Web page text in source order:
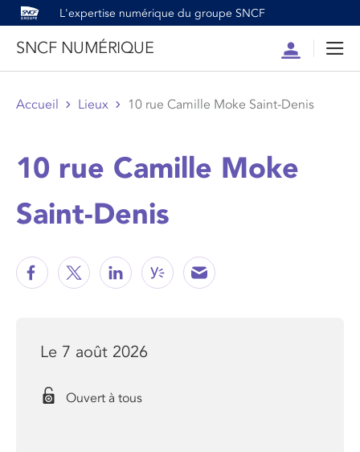
L'expertise numérique du groupe SNCF
SNCF NUMÉRIQUE
Compte
Accueil Lieux 10 rue Camille Moke Saint-Denis
10 rue Camille Moke
Saint-Denis
Le 7 août 2026
Ouvert à tous